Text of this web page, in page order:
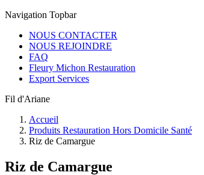
Navigation Topbar
NOUS CONTACTER
NOUS REJOINDRE
FAQ
Fleury Michon Restauration
Export Services
Fil d'Ariane
Accueil
Produits Restauration Hors Domicile Santé
Riz de Camargue
Riz de Camargue